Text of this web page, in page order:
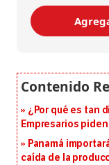
¿Por qué es tan
Empresarios
Panamá
caída de la